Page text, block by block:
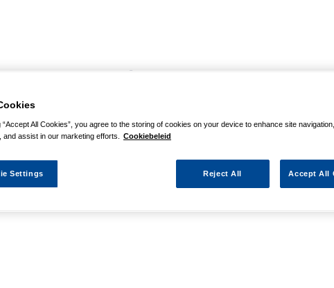
niet kunnen vinden
waarnaar u zocht al verlopen. We hopen u weer op weg te
“Accept All Cookies”, you agree to the storing of cookies on your device to enhance site
and assist in our marketing efforts.
Cookiebeleid
Reject All Accept All
Settings